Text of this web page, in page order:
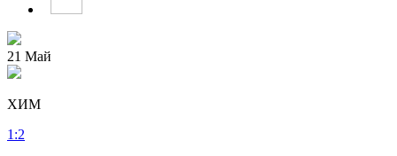
21 Май
ХИМ
1 :2